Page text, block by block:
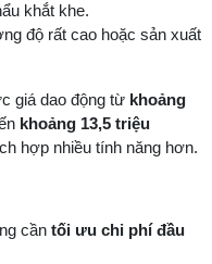
khắt khe.
độ rất cao hoặc sản xuất
giá dao động từ khoảng
khoảng 13,5 triệu
hợp nhiều tính năng hơn.
cần tối ưu chi phí đầu